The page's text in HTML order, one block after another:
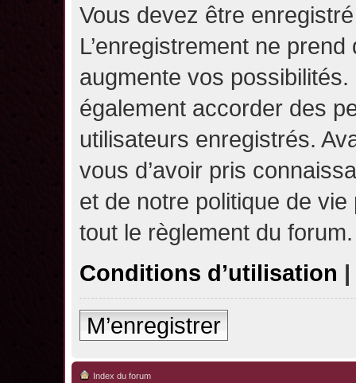
Vous devez être
L’enregistrement ne
augmente vos possibilités.
également accorder des
utilisateurs enregistrés.
vous d’avoir pris
et de notre politique de
tout le règlement du forum.
Conditions d’utilisation |
M’enregistrer
Index du forum